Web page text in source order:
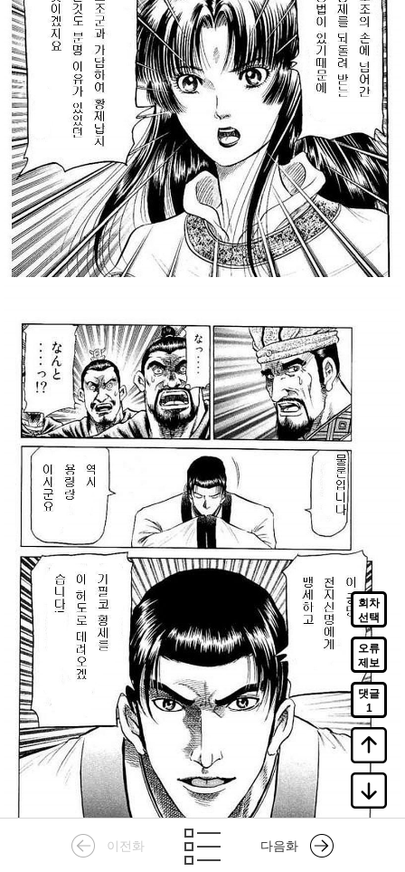
이전화 다음화
회차
선택
오류
제보
댓글
1